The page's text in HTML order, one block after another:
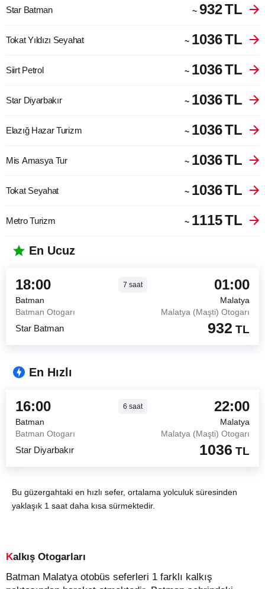
Star Batman ~ 932TL
Tokat Yıldızı Seyahat ~ 1036TL
Siirt Petrol ~ 1036TL
Star Diyarbakır ~ 1036TL
Elazığ Hazar Turizm ~ 1036TL
Mis Amasya Tur ~ 1036TL
Tokat Seyahat ~ 1036TL
Metro Turizm ~ 1115TL
En Ucuz
18:00 7 saat 01:00
Batman
Malatya
Batman Otogarı
Malatya (Maşti) Otogarı
Star Batman 932 TL
En Hızlı
16:00 6 saat 22:00
Batman
Malatya
Batman Otogarı
Malatya (Maşti) Otogarı
Star Diyarbakır 1036 TL
Bu güzergahtaki en hızlı sefer, ortalama yolculuk süresinden
yaklaşık 1 saat daha kısa sürmektedir.
Kalkış Otogarları
Batman Malatya otobüs seferleri 1 farklı kalkış